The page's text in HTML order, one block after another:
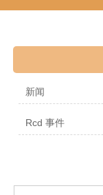
新闻
Rcd 事件